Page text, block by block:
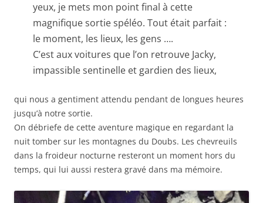
yeux, je mets mon point final à cette
magnifique sortie spéléo. Tout était parfait :
le moment, les lieux, les gens ….
C’est aux voitures que l’on retrouve Jacky,
impassible sentinelle et gardien des lieux,
qui nous a gentiment attendu pendant de longues heures
jusqu’à notre sortie.
On débriefe de cette aventure magique en regardant la
nuit tomber sur les montagnes du Doubs. Les chevreuils
dans la froideur nocturne resteront un moment hors du
temps, qui lui aussi restera gravé dans ma mémoire.